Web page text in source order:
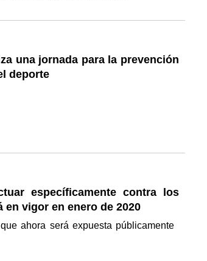
una jornada para la prevención
deporte
específicamente contra los
vigor en enero de 2020
ahora será expuesta públicamente